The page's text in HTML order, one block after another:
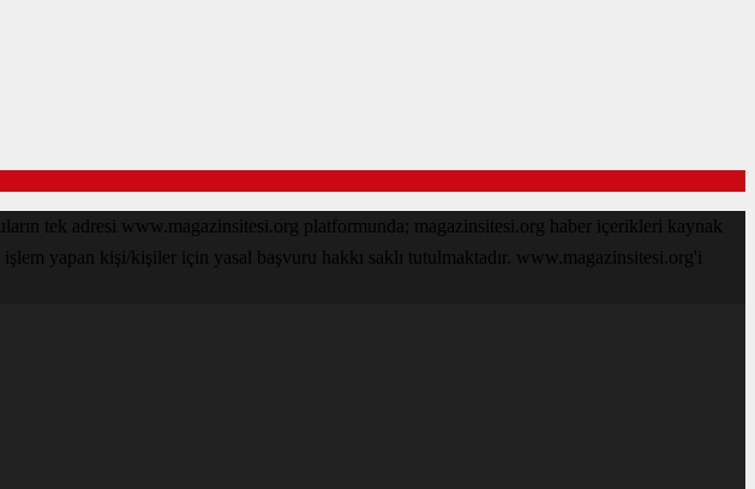
tek adresi www.magazinsitesi.org platformunda; magazinsitesi.org haber içerikleri kaynak
yapan kişi/kişiler için yasal başvuru hakkı saklı tutulmaktadır. www.magazinsitesi.org'i